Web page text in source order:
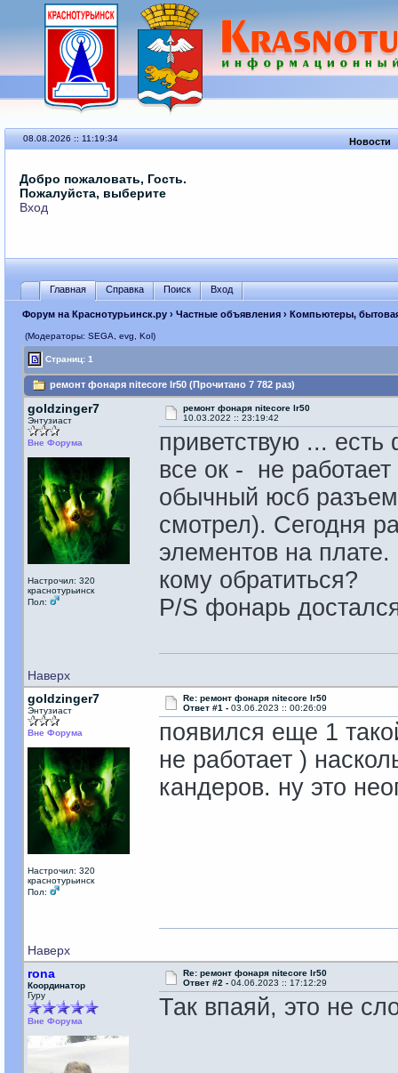
08.08.2026 :: 11:19:34 Новости
Добро пожаловать, Гость.
Пожалуйста, выберите
Вход
Главная Справка Поиск Вход
Форум на Краснотурьинск.ру› Частные объявления› Компьютеры,
(Модераторы: SEGА, evg, Kol)
Страниц: 1
ремонт фонаря nitecore lr50 (Прочитано 7 782 раз)
goldzinger7
Энтузиаст
Вне Форума
Настрочил: 320
краснотурьинск
Пол:
ремонт фонаря nitecore lr50
10.03.2022 :: 23:19:42
приветствую ...
все ок - не
обычный юсб
смотрел). Сегодня
элементов на
кому обратиться?
P/S фонарь
Наверх
goldzinger7
Энтузиаст
Вне Форума
Настрочил: 320
краснотурьинск
Пол:
Re: ремонт фонаря nitecore lr50
Ответ #1 - 03.06.2023 :: 00:26:09
появился еще 1
не работает )
кандеров. ну это
Наверх
rona
Координатор
Гуру
Вне Форума
Re: ремонт фонаря nitecore lr50
Ответ #2 - 04.06.2023 :: 17:12:29
Так впаяй, это не